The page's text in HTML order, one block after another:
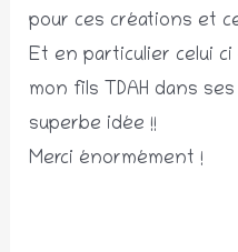
pour ces créations et
Et en particulier celui
mon fils TDAH dans
superbe idée !!
Merci énormément !